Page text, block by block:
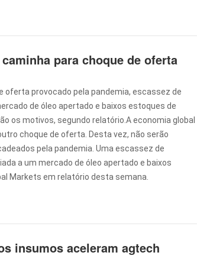
para choque de oferta
oferta provocado pela pandemia, escassez de
de óleo apertado e baixos estoques de
os motivos, segundo relatório.A economia global
choque de oferta. Desta vez, não serão
pela pandemia. Uma escassez de
a um mercado de óleo apertado e baixos
Markets em relatório desta semana.
insumos aceleram agtech